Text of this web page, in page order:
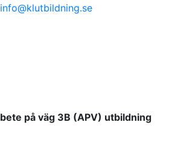
info@klutbildning.se